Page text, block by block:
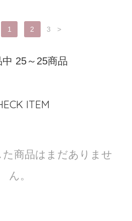
1 2 3 >
中 25～25商品
ITEM
商品はまだありませ
ん。